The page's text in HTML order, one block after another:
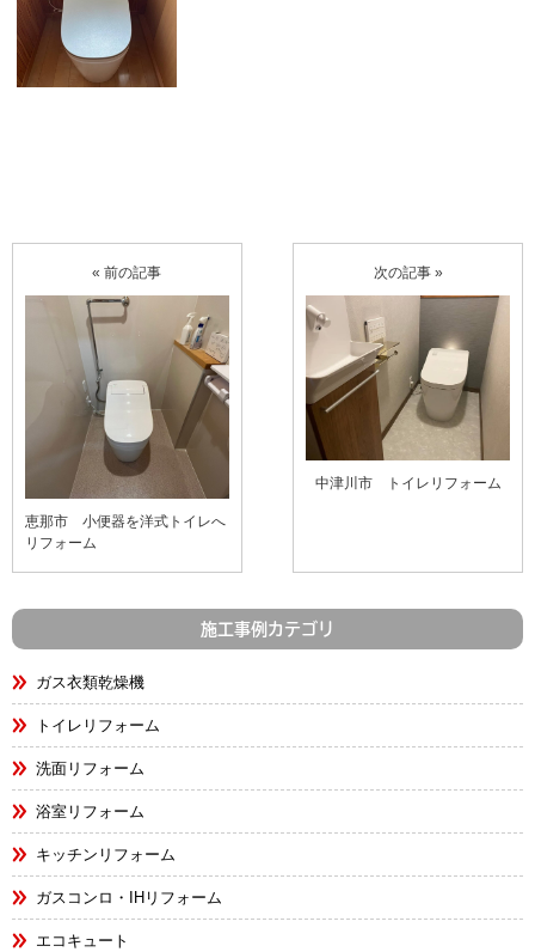
« 前の記事
恵那市 小便器を洋式トイレへ
リフォーム
次の記事 »
中津川市 トイレリフォーム
施工事例カテゴリ
ガス衣類乾燥機
トイレリフォーム
洗面リフォーム
浴室リフォーム
キッチンリフォーム
ガスコンロ・IHリフォーム
エコキュート